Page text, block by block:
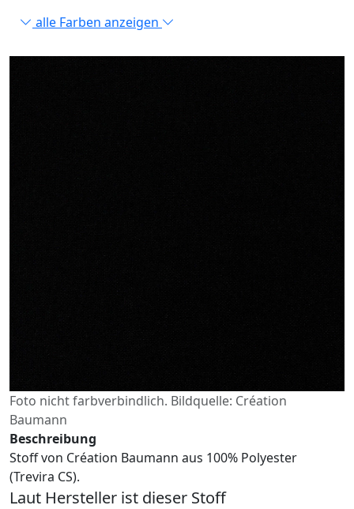
alle Farben anzeigen
Foto nicht farbverbindlich. Bildquelle: Création
Baumann
Beschreibung
Stoff von Création Baumann aus 100% Polyester
(Trevira CS).
Laut Hersteller ist dieser Stoff